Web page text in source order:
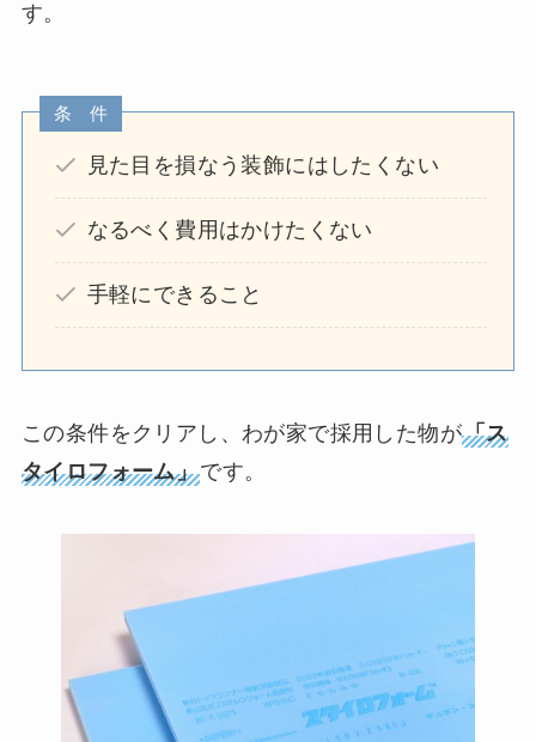
す。
条 件
見た目を損なう装飾にはしたくない
なるべく費用はかけたくない
手軽にできること
この条件をクリアし、わが家で採用した物が「ス
タイロフォーム」です。